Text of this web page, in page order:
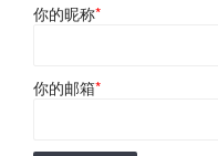
你的昵称*
你的邮箱*